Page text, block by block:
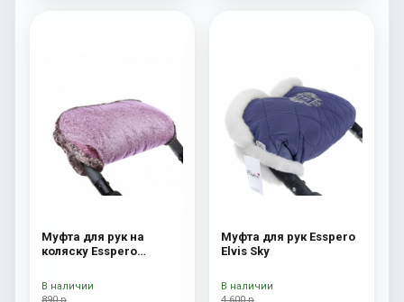
Муфта для рук на
коляску Esspero
890 р
В наличии
Муфта для рук Esspero
Elvis Sky
4 600 р
В наличии